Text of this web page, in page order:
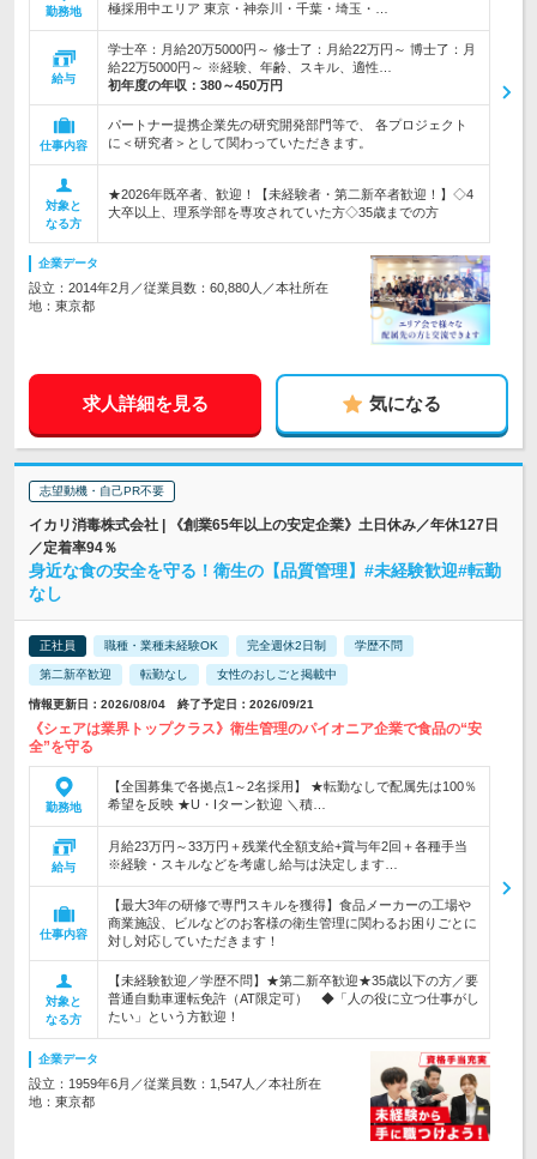
勤務地
極採用中エリア 東京・神奈川・千葉・埼玉・…
給与
学士卒：月給20万5000円～ 修士了：月給22万円～ 博士了：月
給22万5000円～ ※経験、年齢、スキル、適性…
初年度の年収： 380～450万円
仕事内容
パートナー提携企業先の研究開発部門等で、 各プロジェクト
に＜研究者＞として関わっていただきます。
対象と
なる方
★2026年既卒者、歓迎！【未経験者・第二新卒者歓迎！】◇4
大卒以上、理系学部を専攻されていた方◇35歳までの方
企業データ
設立：2014年2月／従業員数：60,880人／本社所在
地：東京都
求人詳細を見る 気になる
志望動機・自己PR不要
イカリ消毒株式会社 | 《創業65年以上の安定企業》土日休み／年休127日
／定着率94％
身近な食の安全を守る！衛生の【品質管理】#未経験歓迎#転勤
なし
正社員 職種・業種未経験OK 完全週休2日制 学歴不問
第二新卒歓迎 転勤なし 女性のおしごと掲載中
情報更新日：2026/08/04 終了予定日：2026/09/21
《シェアは業界トップクラス》衛生管理のパイオニア企業で食品の“安
全”を守る
勤務地
【全国募集で各拠点1～2名採用】 ★転勤なしで配属先は100％
希望を反映 ★U・Iターン歓迎 ＼積…
給与
月給23万円～33万円＋残業代全額支給+賞与年2回＋各種手当
※経験・スキルなどを考慮し給与は決定します…
仕事内容
【最大3年の研修で専門スキルを獲得】食品メーカーの工場や
商業施設、ビルなどのお客様の衛生管理に関わるお困りごとに
対し対応していただきます！
対象と
なる方
【未経験歓迎／学歴不問】★第二新卒歓迎★35歳以下の方／要
普通自動車運転免許（AT限定可） ◆「人の役に立つ仕事がし
たい」という方歓迎！
企業データ
設立：1959年6月／従業員数：1,547人／本社所在
地：東京都